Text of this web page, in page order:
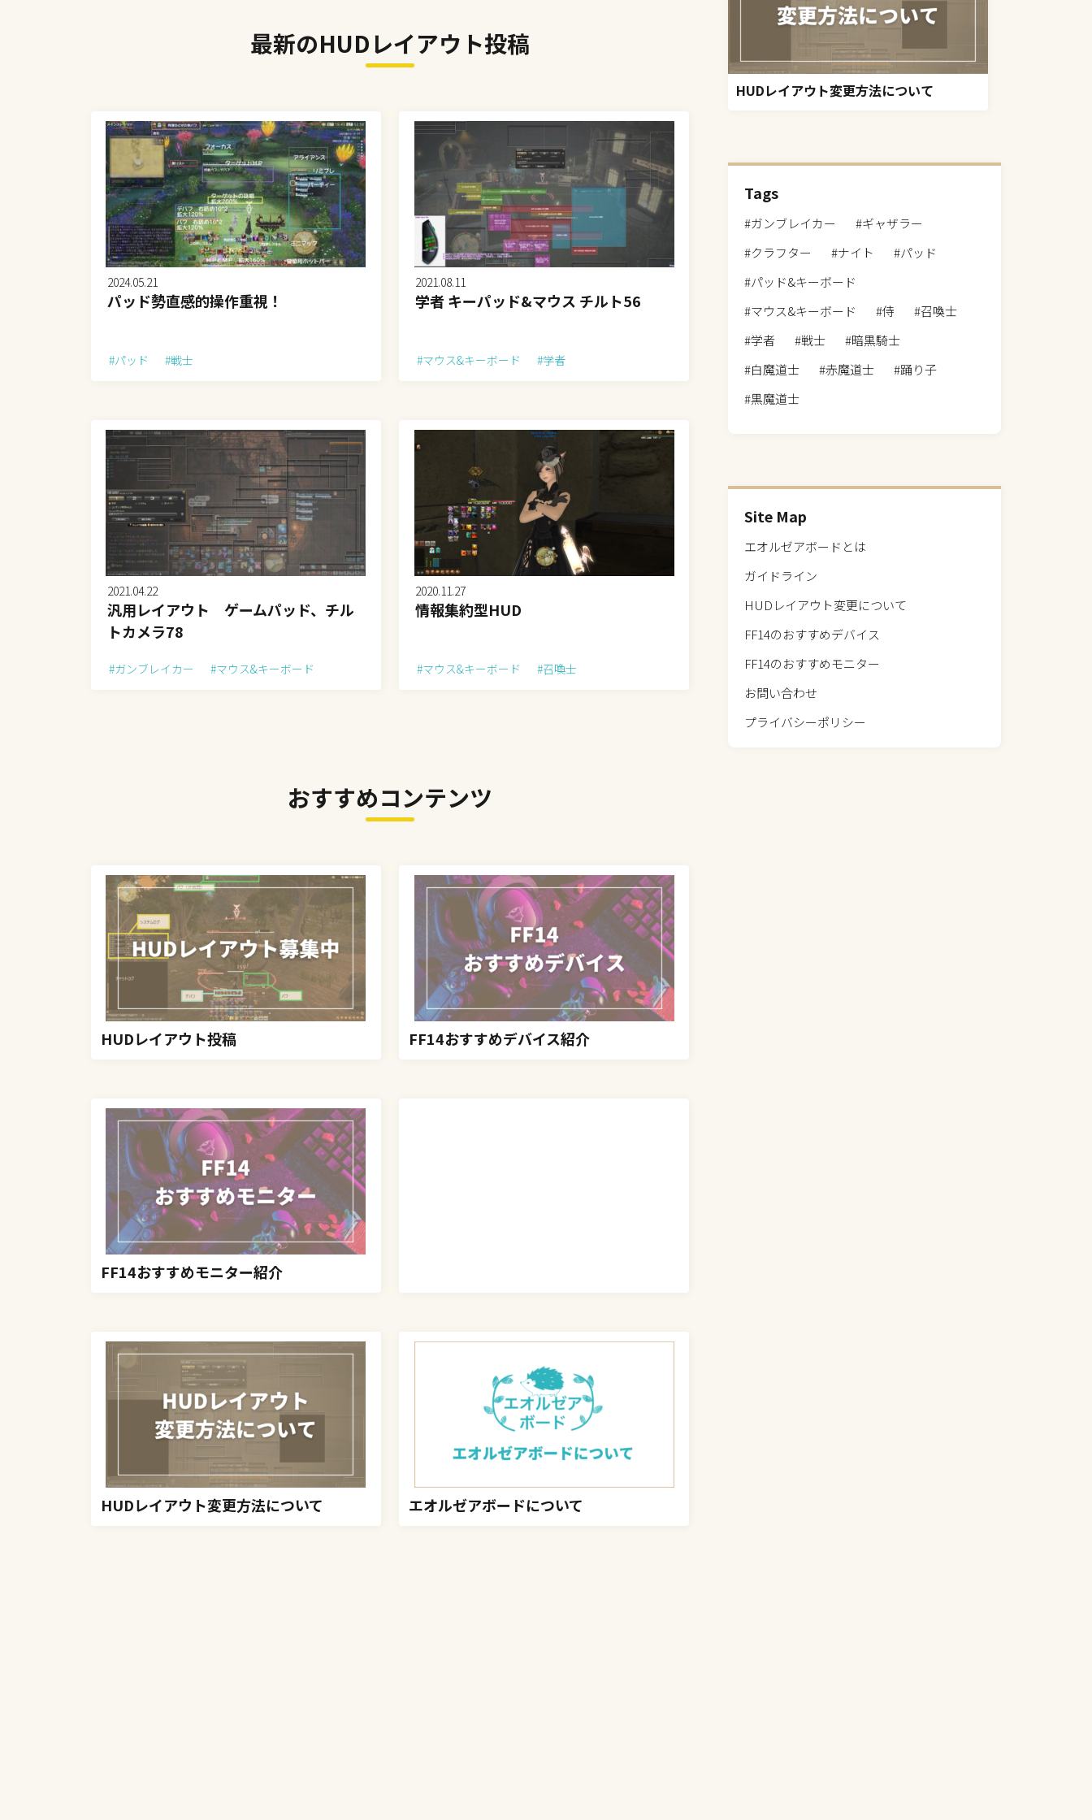
最新のHUDレイアウト投稿
2024.05.21
パッド勢直感的操作重視！
#パッド #戦士
2021.08.11
学者 キーパッド&マウス チルト56
#マウス&キーボード #学者
2021.04.22
汎用レイアウト ゲームパッド、チル
トカメラ78
#ガンブレイカー #マウス&キーボード
2020.11.27
情報集約型HUD
#マウス&キーボード #召喚士
おすすめコンテンツ
HUDレイアウト投稿 FF14おすすめデバイス紹介
FF14おすすめモニター紹介
HUDレイアウト変更方法について エオルゼアボードについて
HUDレイアウト変更方法について
Tags
#ガンブレイカー
#ギャザラー
#クラフター
#ナイト
#パッド
#パッド&キーボード
#マウス&キーボード
#侍
#召喚士
#学者
#戦士
#暗黒騎士
#白魔道士
#赤魔道士
#踊り子
#黒魔道士
Site Map
エオルゼアボードとは
ガイドライン
HUDレイアウト変更について
FF14のおすすめデバイス
FF14のおすすめモニター
お問い合わせ
プライバシーポリシー